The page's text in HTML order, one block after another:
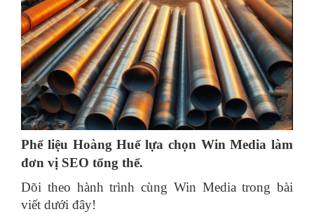
Phế liệu Hoàng Huế lựa chọn Win Media làm
đơn vị SEO tổng thể.
Dõi theo hành trình cùng Win Media trong bài
viết dưới đây!